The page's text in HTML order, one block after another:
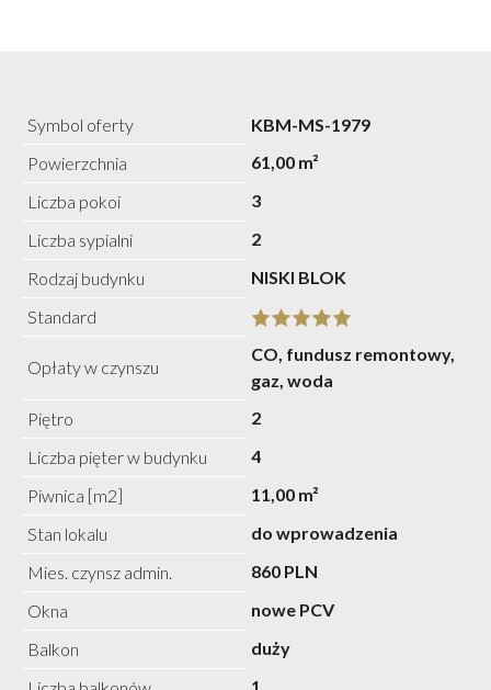
Symbol oferty
KBM-MS-1979
Powierzchnia
61,00 m²
Liczba pokoi
3
Liczba sypialni
2
Rodzaj budynku
NISKI BLOK
Standard
Opłaty w czynszu
CO, fundusz remontowy,
gaz, woda
Piętro
2
Liczba pięter w budynku
4
Piwnica [m2]
11,00 m²
Stan lokalu
do wprowadzenia
Mies. czynsz admin.
860 PLN
Okna
nowe PCV
Balkon
duży
1